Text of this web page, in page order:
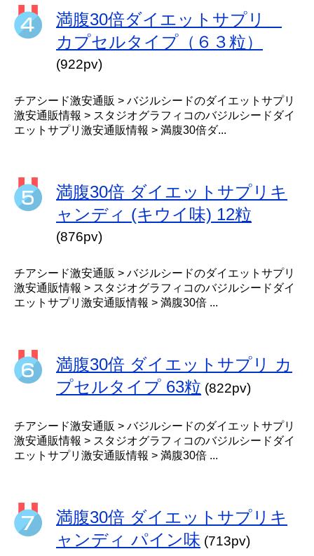
満腹30倍ダイエットサプリ
カプセルタイプ（６３粒）
(922pv)
チアシード激安通販 > バジルシードのダイエットサプリ
激安通販情報 > スタジオグラフィコのバジルシードダイ
エットサプリ激安通販情報 > 満腹30倍ダ...
満腹30倍 ダイエットサプリキ
ャンディ (キウイ味) 12粒
(876pv)
チアシード激安通販 > バジルシードのダイエットサプリ
激安通販情報 > スタジオグラフィコのバジルシードダイ
エットサプリ激安通販情報 > 満腹30倍 ...
満腹30倍 ダイエットサプリ カ
プセルタイプ 63粒 (822pv)
チアシード激安通販 > バジルシードのダイエットサプリ
激安通販情報 > スタジオグラフィコのバジルシードダイ
エットサプリ激安通販情報 > 満腹30倍 ...
満腹30倍 ダイエットサプリキ
ャンディ パイン味 (713pv)